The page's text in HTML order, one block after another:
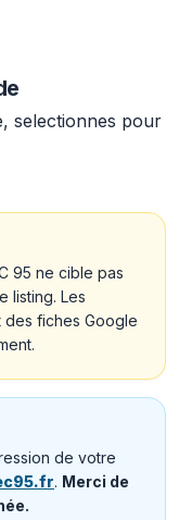
selectionnes pour
95 ne cible pas
listing. Les
fiches Google
de votre
. Merci de